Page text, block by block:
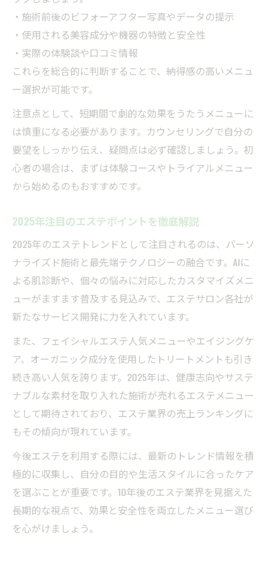
・施術前後のビフォーアフター写真やデータの提示
・使用される美容成分や機器の特徴と安全性
・実際の体験談や口コミ情報
これらを総合的に判断することで、納得感の高いメニュ
ー選択が可能です。
注意点として、短期間で劇的な効果をうたうメニューに
は慎重になる必要があります。カウンセリングで自分の
要望をしっかり伝え、疑問点は必ず確認しましょう。初
心者の場合は、まずは体験コースやトライアルメニュー
から始めるのもおすすめです。
2025年注目のエステポイントを徹底解説
2025年のエステトレンドとして注目されるのは、パーソ
ナライズド施術と最先端テクノロジーの融合です。AIに
よる肌診断や、個々の悩みに対応したカスタマイズメニ
ューがますます普及する見込みで、エステサロン各社が
新たなサービス開発に力を入れています。
また、フェイシャルエステ人気メニューやエイジングケ
ア、オーガニック成分を使用したトリートメントも引き
続き高い人気を誇ります。2025年は、健康志向やサステ
ナブルな素材を取り入れた施術が売れるエステメニュー
として期待されており、エステ業界の売上ランキングに
もその傾向が現れています。
今後エステを利用する際には、最新のトレンド情報を積
極的に収集し、自分の目的や生活スタイルに合ったケア
を選ぶことが重要です。10年後のエステ業界を見据えた
長期的な視点で、効果と安全性を両立したメニュー選び
を心がけましょう。